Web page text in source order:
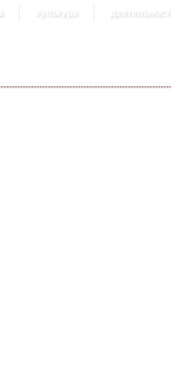
культура деятельность